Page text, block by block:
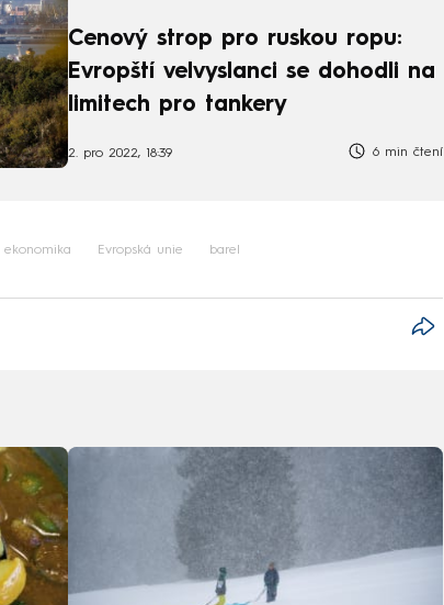
Cenový strop pro ruskou ropu:
Evropští velvyslanci se dohodli na
limitech pro tankery
2. pro 2022, 18:39 6 min čtení
ekonomika Evropská unie barel